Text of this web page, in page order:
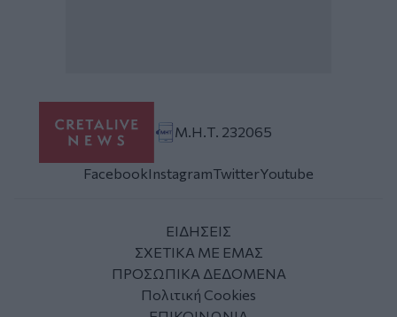
Μ.Η.Τ. 232065
FacebookInstagramTwitterYoutube
ΕΙΔΗΣΕΙΣ
ΣΧΕΤΙΚΑ ΜΕ ΕΜΑΣ
ΠΡΟΣΩΠΙΚΑ ΔΕΔΟΜΕΝΑ
Πολιτική Cookies